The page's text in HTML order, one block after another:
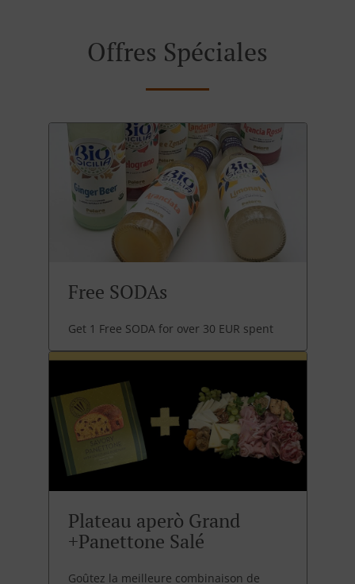
Offres Spéciales
Free SODAs
Get 1 Free SODA for over 30 EUR spent
Plateau aperò Grand
+Panettone Salé
Goûtez la meilleure combinaison de